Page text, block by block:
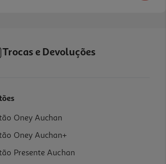
Trocas e Devoluções
Oney Auchan
Oney Auchan+
Presente Auchan